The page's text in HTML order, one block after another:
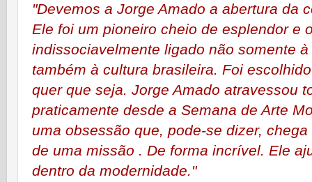
"Devemos a Jorge Amado a abertura da
Ele foi um pioneiro cheio de esplendor e
indissociavelmente ligado não somente
também à cultura brasileira. Foi
quer que seja. Jorge Amado atravessou
praticamente desde a Semana de Arte
uma obsessão que, pode-se dizer,
de uma missão . De forma incrível. Ele
dentro da modernidade."